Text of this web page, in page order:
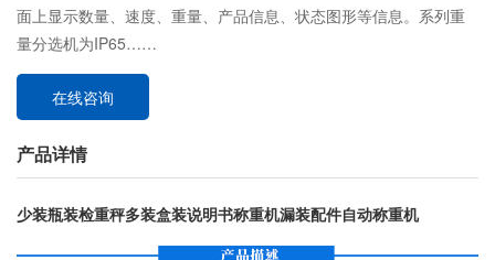
面上显示数量、速度、重量、产品信息、状态图形等信息。系列重
量分选机为IP65……
在线咨询
产品详情
少装瓶装检重秤多装盒装说明书称重机漏装配件自动称重机